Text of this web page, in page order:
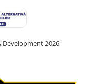
2026